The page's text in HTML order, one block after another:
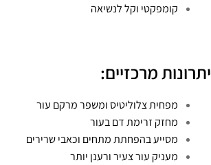
קומפקטי וקל לנשיאה
יתרונות מרכזיים:
מפחית צלוליטיס ומשפר מרקם עור
מחזק זרימת דם בעור
מסייע בהפחתת מתחים וכאבי שרירים
מעניק עור צעיר ורענן יותר